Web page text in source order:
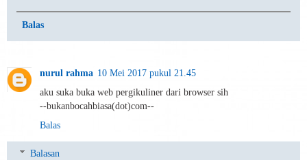
Balas
nurul rahma 10 Mei 2017 pukul 21.45
aku suka buka web pergikuliner dari browser sih
--bukanbocahbiasa(dot)com--
Balas
Balasan